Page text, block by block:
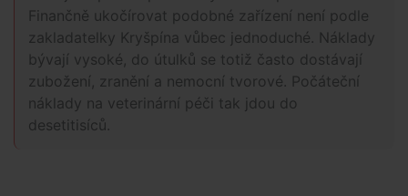
Finančně ukočírovat podobné zařízení není podle
zakladatelky Kryšpína vůbec jednoduché. Náklady
bývají vysoké, do útulků se totiž často dostávají
zubožení, zranění a nemocní tvorové. Počáteční
náklady na veterinární péči tak jdou do
desetitisíců.